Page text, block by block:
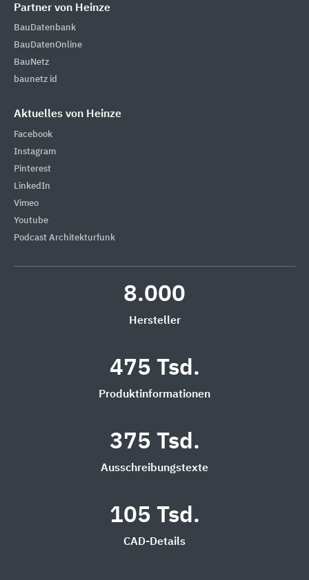
Partner von Heinze
BauDatenbank
BauDatenOnline
BauNetz
baunetz id
Aktuelles von Heinze
Facebook
Instagram
Pinterest
LinkedIn
Vimeo
Youtube
Podcast Architekturfunk
8.000
Hersteller
475 Tsd.
Produktinformationen
375 Tsd.
Ausschreibungstexte
105 Tsd.
CAD-Details